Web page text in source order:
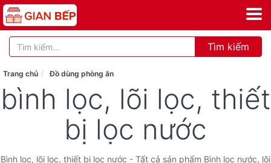
Tìm kiếm
Trang chủ Đồ dùng phòng ăn
bình lọc, lõi lọc, thiết
bị lọc nước
Bình lọc, lõi lọc, thiết bị lọc nước - Tất cả sản phẩm Bình lọc nước, lõi